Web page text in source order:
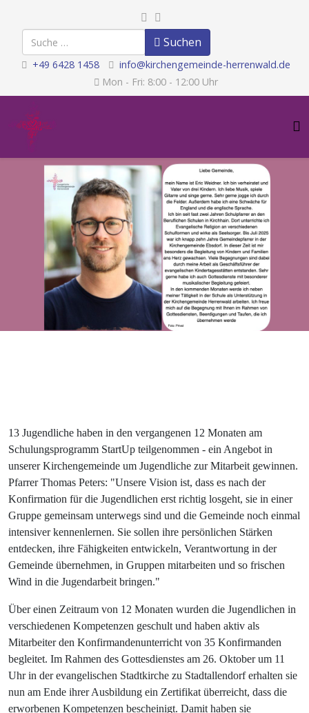
Suchen Suchen
+49 6428 1458
info@kirchengemeinde-herrenwald.de
Mon - Fri: 8:00 - 12:00 Uhr
13 Jugendliche haben in den vergangenen 12 Monaten am
Schulungsprogramm StartUp teilgenommen - ein Angebot in
unserer Kirchengemeinde um Jugendliche zur Mitarbeit gewinnen.
Pfarrer Thomas Peters: "Unsere Vision ist, dass es nach der
Konfirmation für die Jugendlichen erst richtig losgeht, sie in einer
Gruppe gemeinsam unterwegs sind und die Gemeinde noch einmal
intensiver kennenlernen. Sie sollen ihre persönlichen Stärken
entdecken, ihre Fähigkeiten entwickeln, Verantwortung in der
Gemeinde übernehmen, in Gruppen mitarbeiten und so frischen
Wind in die Jugendarbeit bringen."
Über einen Zeitraum von 12 Monaten wurden die Jugendlichen in
verschiedenen Kompetenzen geschult und haben aktiv als
Mitarbeiter den Konfirmandenunterricht von 35 Konfirmanden
begleitet. Im Rahmen des Gottesdienstes am 26. Oktober um 11
Uhr in der evangelischen Stadtkirche zu Stadtallendorf erhalten sie
nun am Ende ihrer Ausbildung ein Zertifikat überreicht, dass die
erworbenen Kompetenzen bescheinigt. Damit haben sie